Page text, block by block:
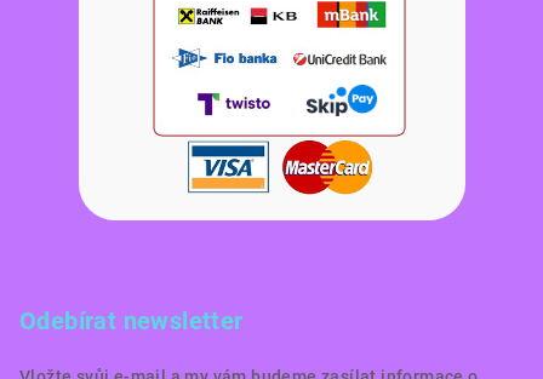
Odebírat newsletter